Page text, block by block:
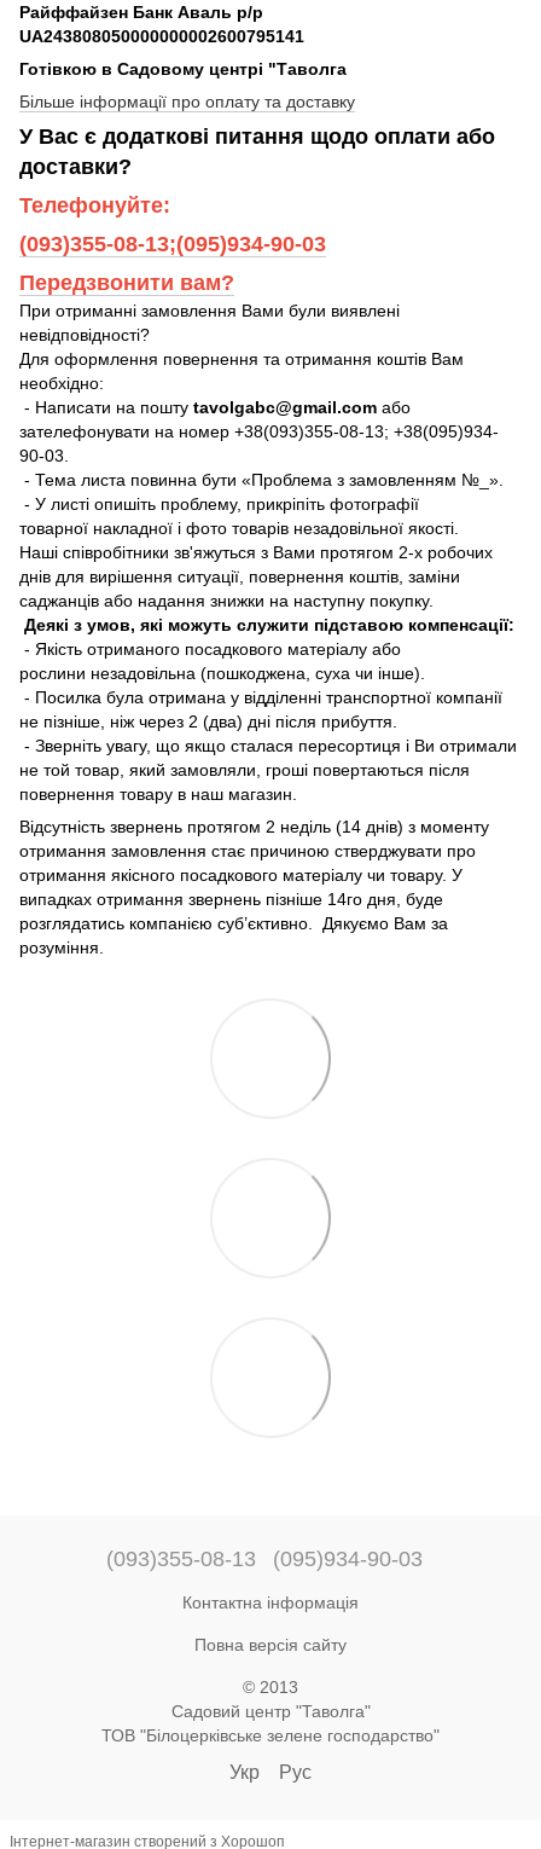
Райффайзен Банк Аваль р/р
UA243808050000000002600795141
Готівкою в Садовому центрі "Таволга
Більше інформації про оплату та доставку
У Вас є додаткові питання щодо оплати або
доставки?
Телефонуйте:
(093)355-08-13;(095)934-90-03
Передзвонити вам?
При отриманні замовлення Вами були виявлені
невідповідності?
Для оформлення повернення та отримання коштів Вам
необхідно:
- Написати на пошту tavolgabc@gmail.com або
зателефонувати на номер +38(093)355-08-13; +38(095)934-
90-03.
- Тема листа повинна бути «Проблема з замовленням №_».
- У листі опишіть проблему, прикріпіть фотографії
товарної накладної і фото товарів незадовільної якості.
Наші співробітники зв'яжуться з Вами протягом 2-х робочих
днів для вирішення ситуації, повернення коштів, заміни
саджанців або надання знижки на наступну покупку.
Деякі з умов, які можуть служити підставою компенсації:
- Якість отриманого посадкового матеріалу або
рослини незадовільна (пошкоджена, суха чи інше).
- Посилка була отримана у відділенні транспортної компанії
не пізніше, ніж через 2 (два) дні після прибуття.
- Зверніть увагу, що якщо сталася пересортиця і Ви отримали
не той товар, який замовляли, гроші повертаються після
повернення товару в наш магазин.
Відсутність звернень протягом 2 неділь (14 днів) з моменту
отримання замовлення стає причиною стверджувати про
отримання якісного посадкового матеріалу чи товару. У
випадках отримання звернень пізніше 14го дня, буде
розглядатись компанією суб’єктивно. Дякуємо Вам за
розуміння.
(093)355-08-13 (095)934-90-03
Контактна інформація
Повна версія сайту
© 2013
Садовий центр "Таволга"
ТОВ "Білоцерківське зелене господарство"
Укр Рус
Інтернет-магазин створений з Хорошоп